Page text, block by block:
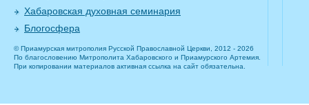
Хабаровская духовная семинария
Блогосфера
© Приамурская митрополия Русской Православной Церкви, 2012 - 2026
По благословению Митрополита Хабаровского и Приамурского Артемия.
При копировании материалов активная ссылка на сайт обязательна.